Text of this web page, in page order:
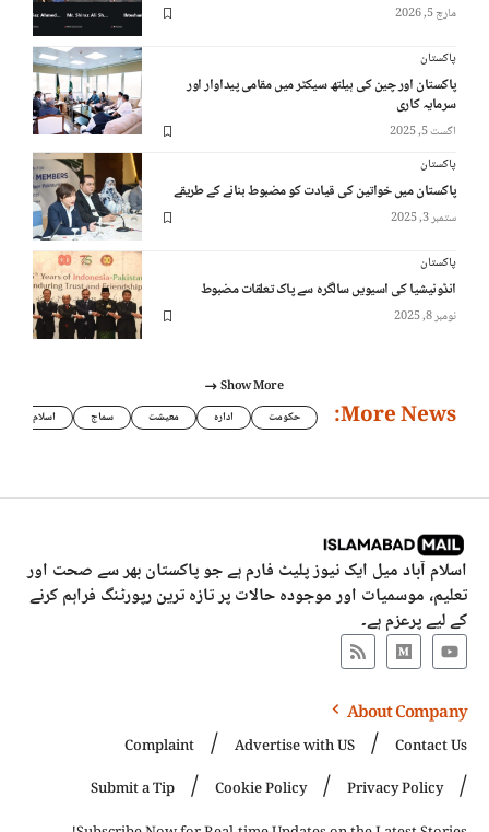
مارچ 5, 2026
پاکستان
پاکستان اور چین کی ہیلتھ سیکٹر میں مقامی پیداوار اور
سرمایہ کاری
اگست 5, 2025
پاکستان
پاکستان میں خواتین کی قیادت کو مضبوط بنانے کے طریقے
ستمبر 3, 2025
پاکستان
انڈونیشیا کی اسیویں سالگرہ سے پاک تعلقات مضبوط
نومبر 8, 2025
Show More
More News: حکومت ادارہ معیشت سماج اسلام
اسلام آباد میل ایک نیوز پلیٹ فارم ہے جو پاکستان بھر سے صحت اور
تعلیم، موسمیات اور موجودہ حالات پر تازہ ترین رپورٹنگ فراہم کرنے
کے لیے پرعزم ہے۔
About Company
Contact Us
Advertise with US
Complaint
Privacy Policy
Cookie Policy
Submit a Tip